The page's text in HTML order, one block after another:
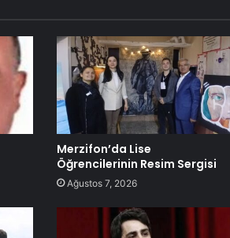
Merzifon’da Lise
Öğrencilerinin Resim Sergisi
Ağustos 7, 2026